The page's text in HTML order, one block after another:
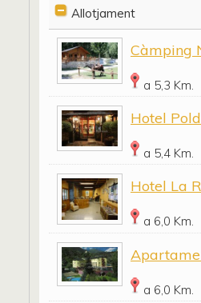
Allotjament
Càmping
a 5,3 Km.
Hotel
a 5,4 Km.
Hotel La
a 6,0 Km.
a 6,0 Km.